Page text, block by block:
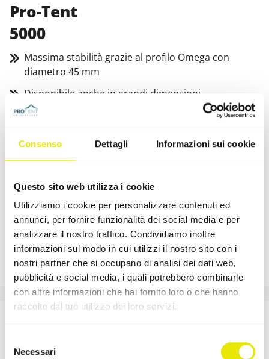
Consenso Dettagli Informazioni sui cookie
Questo sito web utilizza i cookie
Utilizziamo i cookie per personalizzare contenuti ed
annunci, per fornire funzionalità dei social media e per
analizzare il nostro traffico. Condividiamo inoltre
informazioni sul modo in cui utilizzi il nostro sito con i
nostri partner che si occupano di analisi dei dati web,
pubblicità e social media, i quali potrebbero combinarle
con altre informazioni che hai fornito loro o che hanno
raccolto dal tuo utilizzo dei loro servizi.
delNecessari
Pro-Tent
5000
Massima stabilità grazie al profilo Omega con
diametro 45 mm
Disponibile anche in grandi dimensioni
Anche con cabina interna
Borsa di trasporto imbottita con grandi ruote
integrate.
Stabilità
Allestimento
Misure disponibili
6